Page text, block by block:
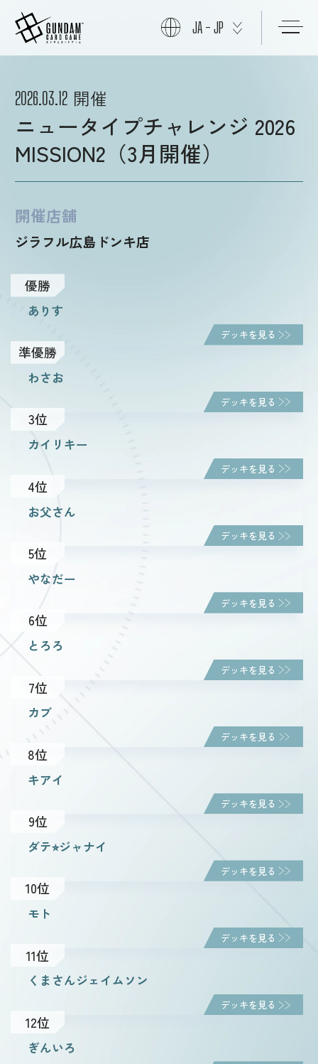
商品情報
カード
イベント
ルール・Q&A
ショップ
JA - JP
2026.03.12 開催
ニュータイプチャレンジ 2026
MISSION2（3月開催）
開催店舗
ジラフル広島ドンキ店
優勝
ありす
デッキを見る
準優勝
わさお
デッキを見る
3位
カイリキー
デッキを見る
4位
お父さん
デッキを見る
5位
やなだー
デッキを見る
6位
とろろ
デッキを見る
7位
カブ
デッキを見る
8位
キアイ
デッキを見る
9位
ダテ⭐︎ジャナイ
デッキを見る
10位
モト
デッキを見る
11位
くまさんジェイムソン
デッキを見る
12位
ぎんいろ